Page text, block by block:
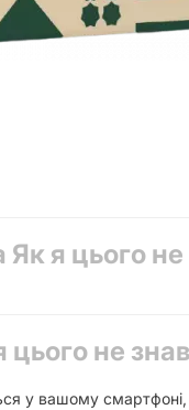
Як я цього
цього не
у вашому